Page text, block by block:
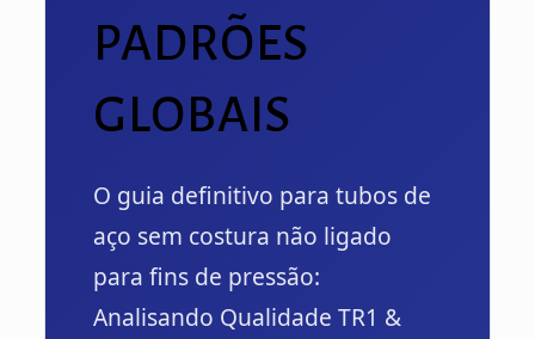
PADRÕES
GLOBAIS
O guia definitivo para tubos de
aço sem costura não ligado
para fins de pressão:
Analisando Qualidade TR1 &